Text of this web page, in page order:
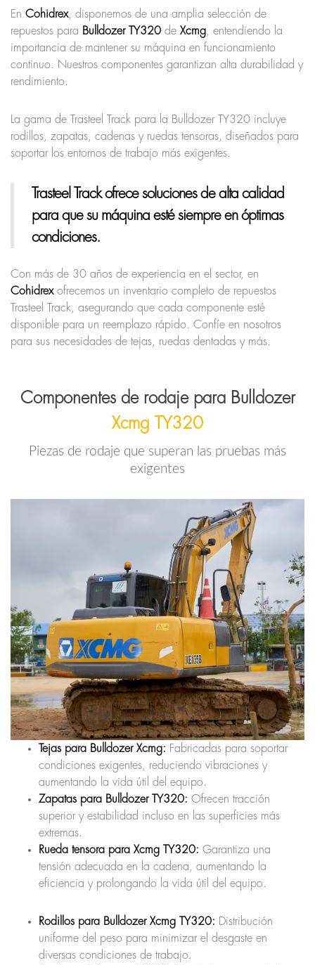
En Cohidrex, disponemos de una amplia selección de
repuestos para Bulldozer TY320 de Xcmg , entendiendo la
importancia de mantener su máquina en funcionamiento
continuo. Nuestros componentes garantizan alta durabilidad y
rendimiento.
La gama de Trasteel Track para la Bulldozer TY320 incluye
rodillos, zapatas, cadenas y ruedas tensoras, diseñados para
soportar los entornos de trabajo más exigentes.
Trasteel Trackofrece soluciones de alta calidad
para que su máquina esté siempre en óptimas
condiciones.
Con más de 30 años de experiencia en el sector, en
Cohidrexofrecemos un inventario completo de repuestos
Trasteel Track, asegurando que cada componente esté
disponible para un reemplazo rápido. Confíe en nosotros
para sus necesidades de tejas, ruedas dentadas y más.
Componentes de rodaje para Bulldozer
Xcmg TY320
Piezas de rodaje que superan las pruebas más
exigentes
Tejas para Bulldozer Xcmg: Fabricadas para soportar
condiciones exigentes, reduciendo vibraciones y
aumentando la vida útil del equipo.
Zapatas para Bulldozer TY320: Ofrecen tracción
superior y estabilidad incluso en las superficies más
extremas.
Rueda tensora para Xcmg TY320: Garantiza una
tensión adecuada en la cadena, aumentando la
eficiencia y prolongando la vida útil del equipo.
Rodillos para Bulldozer Xcmg TY320: Distribución
uniforme del peso para minimizar el desgaste en
diversas condiciones de trabajo.